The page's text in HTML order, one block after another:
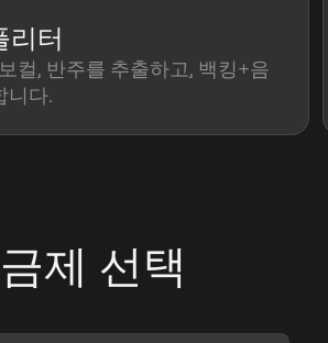
리터
컬, 반주를 추출하고, 백킹+음
니다.
제 선택